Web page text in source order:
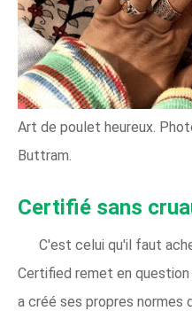
Art de poulet heureux.
Buttram.
Certifié sans
C'est celui qu'il faut
Certified remet en
a créé ses propres normes